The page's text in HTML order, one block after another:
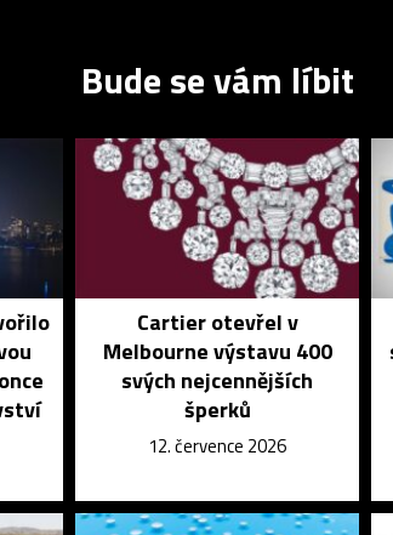
Bude se vám líbit
Cartier otevřel v
Melbourne výstavu 400
svých nejcennějších
šperků
12. července 2026